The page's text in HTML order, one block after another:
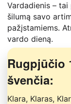
Vardadienis –
šilumą savo
pažįstamiems.
vardo dieną.
Rugpjūčio
švenčia:
Klara, Klaras,